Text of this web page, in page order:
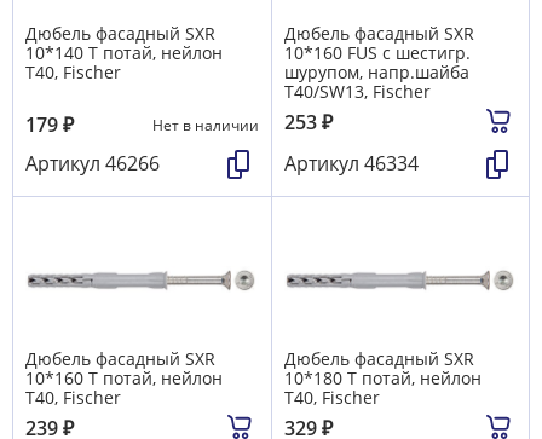
Дюбель фасадный SXR
10*140 T потай, нейлон
T40, Fischer
179₽ Нет в наличии
Артикул 46266
Дюбель фасадный SXR
10*160 FUS с шестигр.
шурупом, напр.шайба
T40/SW13, Fischer
253₽
Артикул 46334
Дюбель фасадный SXR
10*160 T потай, нейлон
T40, Fischer
239₽
Дюбель фасадный SXR
10*180 T потай, нейлон
T40, Fischer
329₽